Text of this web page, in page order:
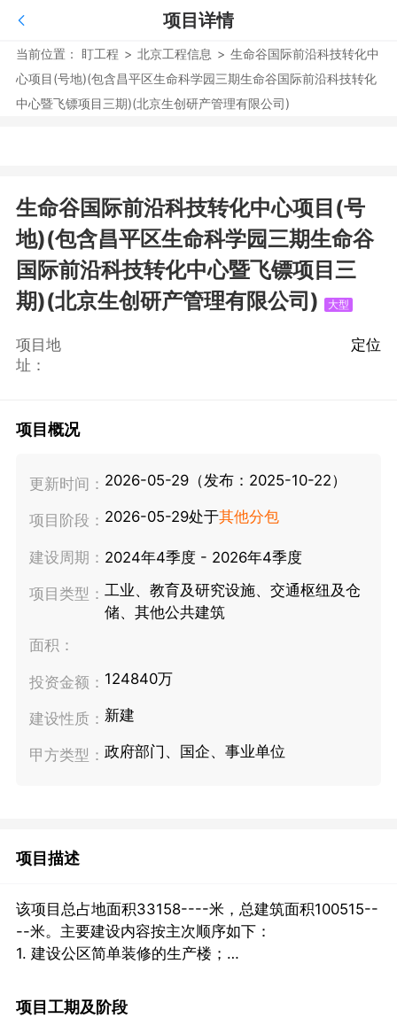
项目详情
当前位置： 盯工程 > 北京工程信息 > 生命谷国际前沿科技转化中
心项目(号地)(包含昌平区生命科学园三期生命谷国际前沿科技转化
中心暨飞镖项目三期)(北京生创研产管理有限公司)
生命谷国际前沿科技转化中心项目(号
地)(包含昌平区生命科学园三期生命谷
国际前沿科技转化中心暨飞镖项目三
期)(北京生创研产管理有限公司)
大型
项目地
址：
定位
项目概况
更新时间： 2026-05-29（发布：2025-10-22）
项目阶段： 2026-05-29处于其他分包
建设周期： 2024年4季度 - 2026年4季度
项目类型： 工业、教育及研究设施、交通枢纽及仓
储、其他公共建筑
面积：
投资金额： 124840万
建设性质： 新建
甲方类型： 政府部门、国企、事业单位
项目描述
该项目总占地面积33158----米，总建筑面积100515--
--米。主要建设内容按主次顺序如下：
1. 建设公区简单装修的生产楼；
项目工期及阶段